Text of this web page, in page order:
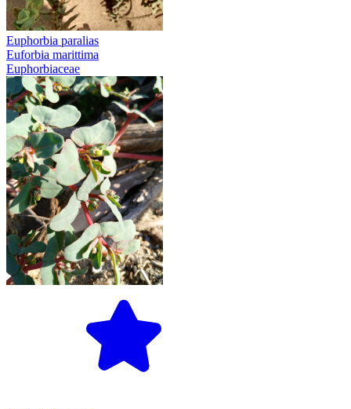
Euphorbia paralias
Euforbia marittima
Euphorbiaceae